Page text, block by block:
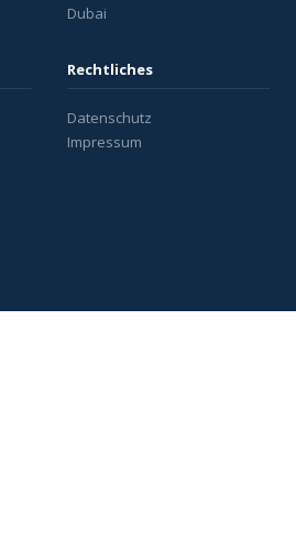
Dubai
Rechtliches
Datenschutz
Impressum